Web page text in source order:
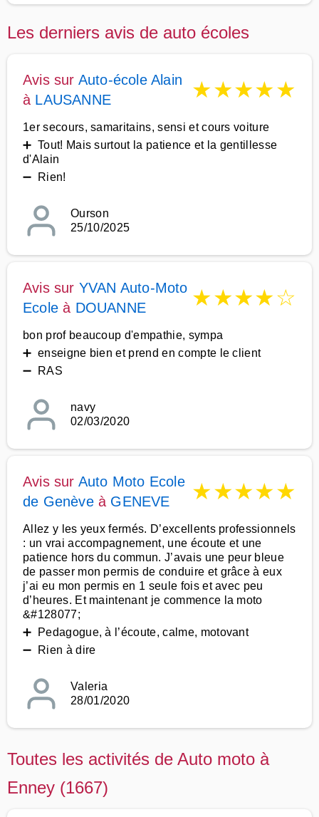
Les derniers avis de auto écoles
Avis sur Auto-école Alain
à LAUSANNE ★★★★★
1er secours, samaritains, sensi et cours voiture
➕ Tout! Mais surtout la patience et la gentillesse
d'Alain
➖ Rien!
Ourson
25/10/2025
Avis sur YVAN Auto-Moto
Ecole à DOUANNE ★★★★☆
bon prof beaucoup d'empathie, sympa
➕ enseigne bien et prend en compte le client
➖ RAS
navy
02/03/2020
Avis sur Auto Moto Ecole
de Genèveà GENEVE ★★★★★
Allez y les yeux fermés. D’excellents professionnels
: un vrai accompagnement, une écoute et une
patience hors du commun. J’avais une peur bleue
de passer mon permis de conduire et grâce à eux
j’ai eu mon permis en 1 seule fois et avec peu
d’heures. Et maintenant je commence la moto
&#128077;
➕ Pedagogue, à l’écoute, calme, motovant
➖ Rien à dire
Valeria
28/01/2020
Toutes les activités de Auto moto à
Enney (1667)